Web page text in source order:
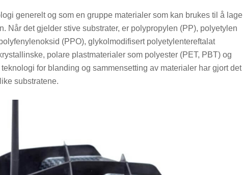
generelt og som en gruppe materialer som kan brukes til å lage
Når det gjelder stive substrater, er polypropylen (PP), polyetylen
(PPO), glykolmodifisert polyetylentereftalat
polare plastmaterialer som polyester (PET, PBT) og
for blanding og sammensetting av materialer har gjort det
substratene.